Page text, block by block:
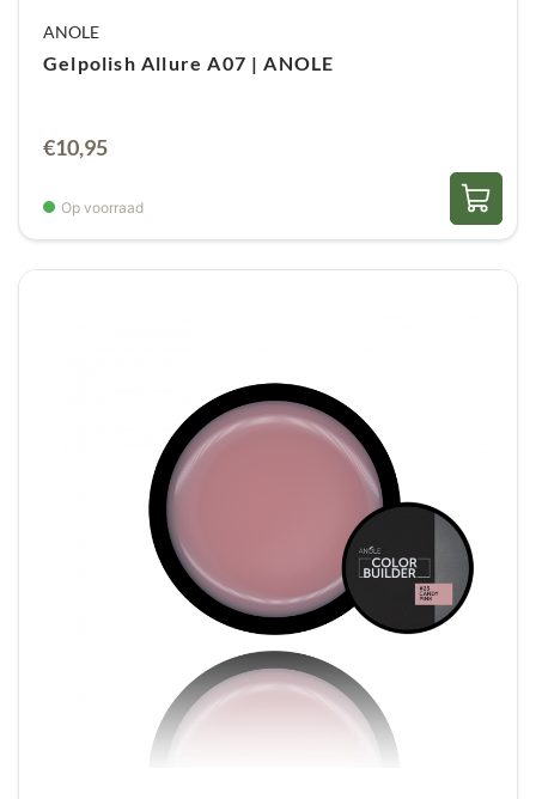
ANOLE
Gelpolish Allure A07 | ANOLE
€10,95
Op voorraad